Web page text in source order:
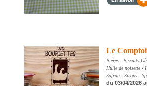
Le
Bières - Biscuits-
Huile de noisette -
Safran - Sirops -
du 03/04/2026